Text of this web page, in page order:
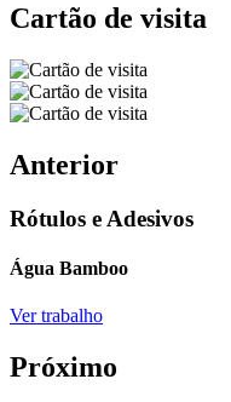
Cartão de visita
Anterior
Rótulos e Adesivos
Água Bamboo
Ver trabalho
Próximo